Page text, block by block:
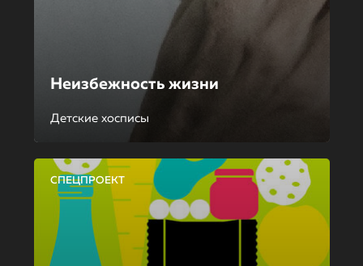
Неизбежность жизни
Детские хосписы
СПЕЦПРОЕКТ